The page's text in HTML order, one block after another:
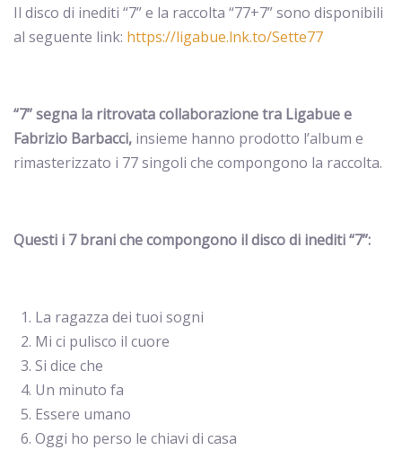
Il disco di inediti “7” e la raccolta “77+7” sono disponibili
al seguente link: https://ligabue.lnk.to/Sette77
“7” segna la ritrovata collaborazione tra Ligabue e
Fabrizio Barbacci, insieme hanno prodotto l’album e
rimasterizzato i 77 singoli che compongono la raccolta.
Questi i 7 brani che compongono il disco di inediti “7”:
La ragazza dei tuoi sogni
Mi ci pulisco il cuore
Si dice che
Un minuto fa
Essere umano
Oggi ho perso le chiavi di casa